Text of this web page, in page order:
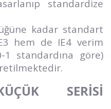
standardize
kadar standart
hem de IE4 verim
1 standardına göre)
SERİSİ